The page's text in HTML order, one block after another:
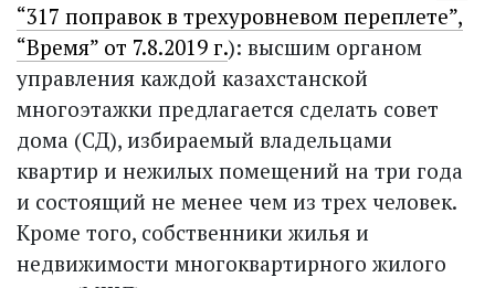
“317 поправок в трехуровневом переплете”,
“Время” от 7.8.2019 г.): высшим органом
управления каждой казахстанской
многоэтажки предлагается сделать совет
дома (СД), избираемый владельцами
квартир и нежилых помещений на три года
и состоящий не менее чем из трех человек.
Кроме того, собственники жилья и
недвижимости многоквартирного жилого